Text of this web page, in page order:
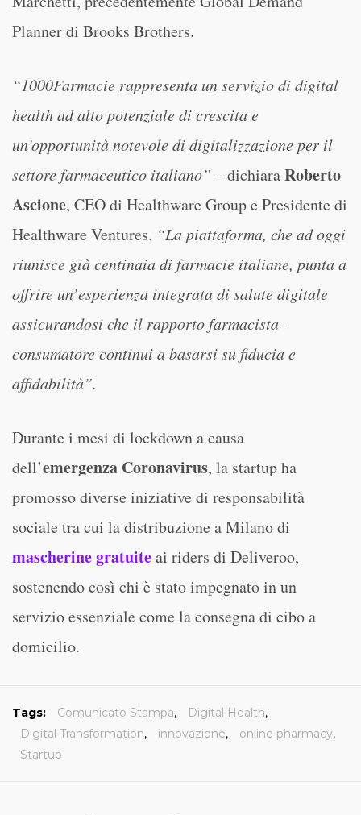
Planner di Brooks Brothers.
“1000Farmacie rappresenta un servizio di digital
health ad alto potenziale di crescita e
un’opportunità notevole di digitalizzazione per il
settore farmaceutico italiano” – dichiaraRoberto
Ascione, CEO di Healthware Group e Presidente di
Healthware Ventures. “La piattaforma, che ad oggi
riunisce già centinaia di farmacie italiane, punta a
offrire un’esperienza integrata di salute digitale
assicurandosi che il rapporto farmacista–
consumatore continui a basarsi su fiducia e
affidabilità”.
Durante i mesi di lockdown a causa
dell’emergenza Coronavirus, la startup ha
promosso diverse iniziative di responsabilità
sociale tra cui la distribuzione a Milano di
mascherine gratuiteai riders di Deliveroo,
sostenendo così chi è stato impegnato in un
servizio essenziale come la consegna di cibo a
domicilio.
Tags: Comunicato Stampa, Digital Health,
Digital Transformation, innovazione, online pharmacy,
Startup